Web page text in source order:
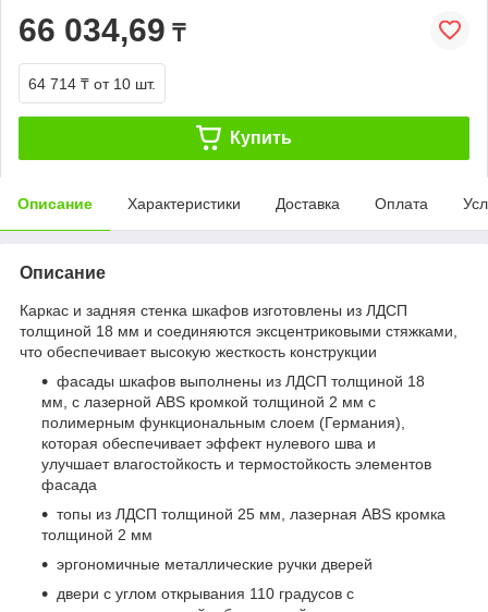
66 034,69 ₸
64 714 ₸ от 10 шт.
Купить
Описание Характеристики Доставка Оплата
Описание
Каркас и задняя стенка шкафов изготовлены из ЛДСП
толщиной 18 мм и соединяются эксцентриковыми стяжками,
что обеспечивает высокую жесткость конструкции
фасады шкафов выполнены из ЛДСП толщиной 18
мм, с лазерной ABS кромкой толщиной 2 мм с
полимерным функциональным слоем (Германия),
которая обеспечивает эффект нулевого шва и
улучшает влагостойкость и термостойкость элементов
фасада
топы из ЛДСП толщиной 25 мм, лазерная ABS кромка
толщиной 2 мм
эргономичные металлические ручки дверей
двери с углом открывания 110 градусов с